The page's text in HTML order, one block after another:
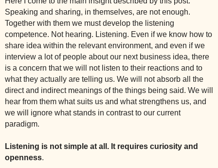
Speaking and sharing, in themselves, are not enough.
Together with them we must develop the listening
competence. Not hearing. Listening. Even if we know how to
share idea within the relevant environment, and even if we
interview a lot of people about our next business idea, there
is a concern that we will not listen to their reactions and to
what they actually are telling us. We will not absorb all the
direct and indirect meanings of the things being said. We will
hear from them what suits us and what strengthens us, and
we will ignore what stands in contrast to our current
paradigm.
Listening is not simple at all. It requires curiosity and
openness.